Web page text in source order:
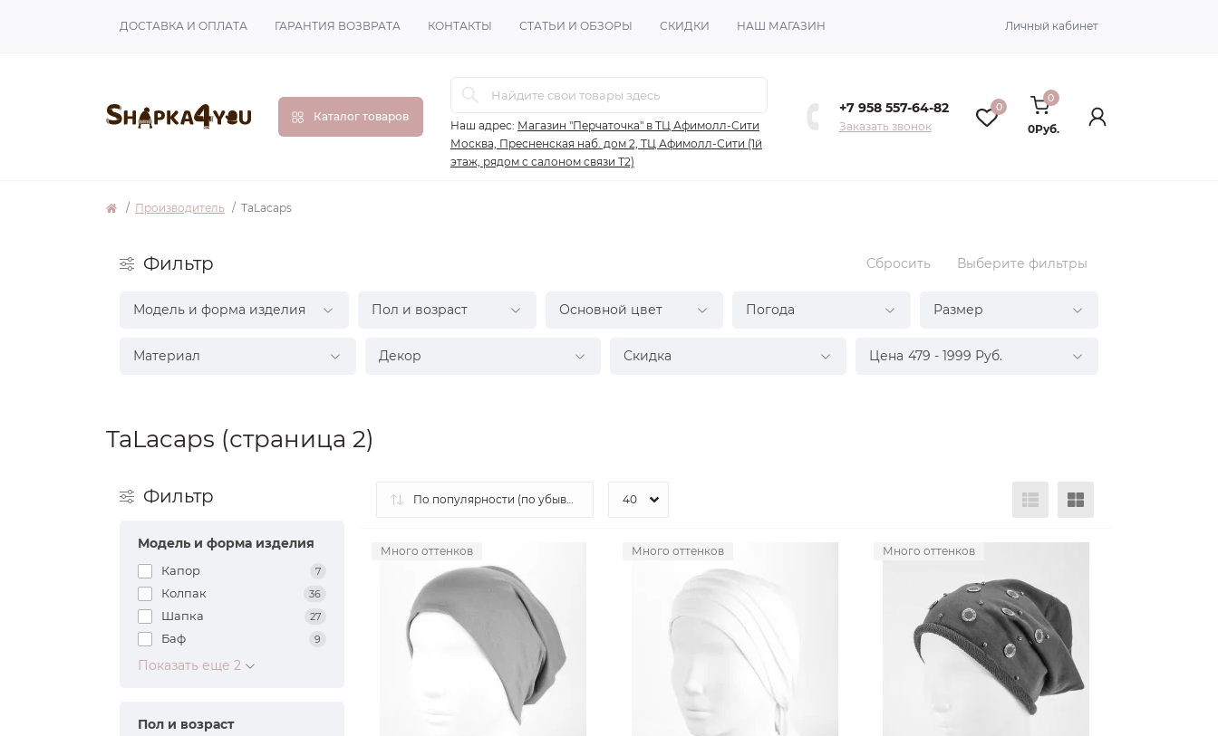
ДОСТАВКА И ОПЛАТА ГАРАНТИЯ ВОЗВРАТА КОНТАКТЫ СТАТЬИ И ОБЗОРЫ СКИДКИ НАШ МАГАЗИН Личный кабинет
Каталог товаров
Наш адрес: Магазин "Перчаточка" в ТЦ Афимолл-Сити
Москва, Пресненская наб. дом 2, ТЦ Афимолл-Сити (1й
этаж, рядом с салоном связи Т2)
+7 958 557-64-82
Заказать звонок
0
0
0Руб.
Производитель TaLacaps
Фильтр Сбросить Выберите фильтры
Модель и форма изделия Пол и возраст Основной цвет Погода Размер
Материал Декор Скидка 479 - 1999 Руб.
Цена
TaLacaps (страница 2)
Фильтр
Модель и форма изделия
Капор 7
Колпак 36
Шапка 27
Баф 9
Показать еще 2
Пол и возраст
Много оттенков Много оттенков Много оттенков